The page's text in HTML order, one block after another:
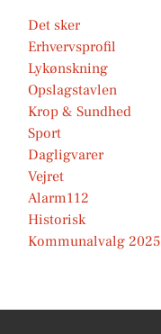
Det sker
Erhvervsprofil
Lykønskning
Opslagstavlen
Krop & Sundhed
Sport
Dagligvarer
Vejret
Alarm112
Historisk
Kommunalvalg 2025